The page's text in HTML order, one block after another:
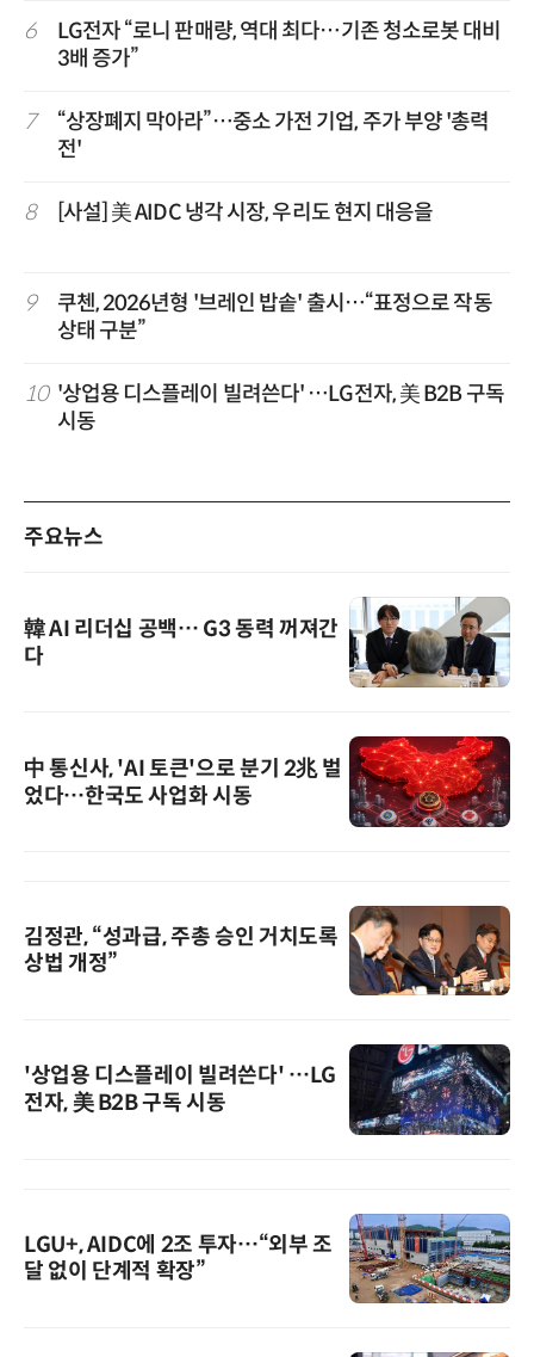
6
LG전자 “로니 판매량, 역대 최다…기존 청소로봇 대비
3배 증가”
7
“상장폐지 막아라”…중소 가전 기업, 주가 부양 '총력
전'
8 [사설] 美 AIDC 냉각 시장, 우리도 현지 대응을
9
쿠첸, 2026년형 '브레인 밥솥' 출시…“표정으로 작동
상태 구분”
10 '상업용 디스플레이 빌려쓴다' …LG전자, 美 B2B 구독
시동
주요뉴스
韓 AI 리더십 공백… G3 동력 꺼져간
다
中 통신사, 'AI 토큰'으로 분기 2兆 벌
었다…한국도 사업화 시동
김정관, “성과급, 주총 승인 거치도록
상법 개정”
'상업용 디스플레이 빌려쓴다' …LG
전자, 美 B2B 구독 시동
LGU+, AIDC에 2조 투자…“외부 조
달 없이 단계적 확장”